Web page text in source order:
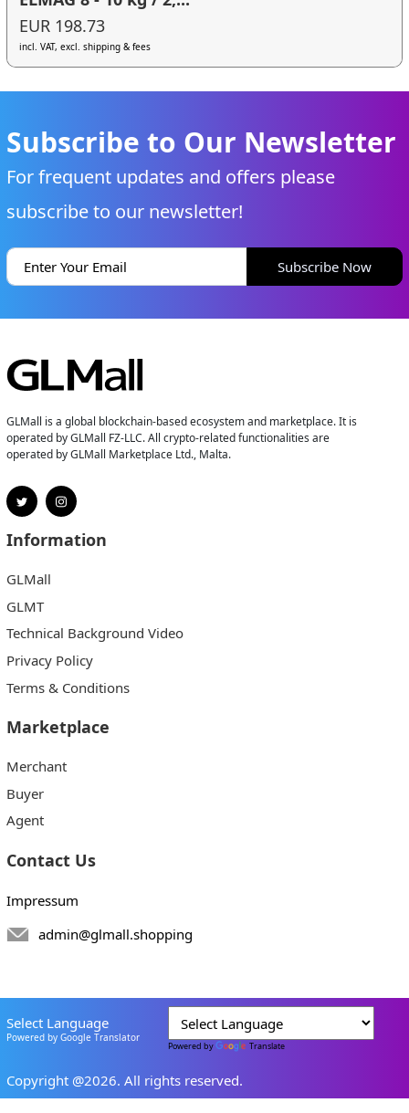
EUR 198.73
incl. VAT, excl. shipping & fees
Subscribe to Our Newsletter
For frequent updates and offers please
subscribe to our newsletter!
Subscribe Now
GLMall is a global blockchain-based ecosystem and marketplace. It is
operated by GLMall FZ-LLC. All crypto-related functionalities are
operated by GLMall Marketplace Ltd., Malta.
Information
GLMall
GLMT
Technical Background Video
Privacy Policy
Terms & Conditions
Marketplace
Merchant
Buyer
Agent
Contact Us
Impressum
admin@glmall.shopping
Select Language
Powered by Google Translator
Powered by Translate
Copyright @2026. All rights reserved.